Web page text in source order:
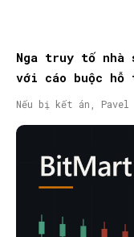
Nga truy tố nhà
với cáo buộc
nã quốc tế
Nếu bị kết án, Pavel